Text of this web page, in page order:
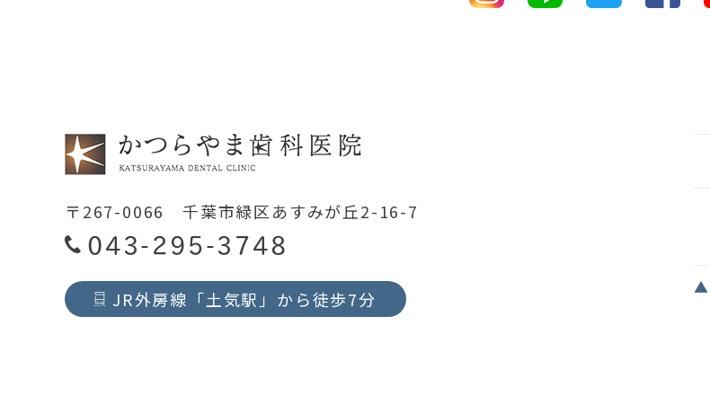
〒267-0066 千葉市緑区あすみが丘2-16-7
043-295-3748
JR外房線「土気駅」から徒歩7分
▲